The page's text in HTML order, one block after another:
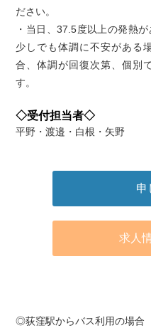
ださい。
・当日、37.5度以上の発熱
少しでも体調に不安がある
合、体調が回復次第、個別
す。
◇受付担当者◇
平野・渡邉・白根・矢野
申
求人
◎荻窪駅からバス利用の場合